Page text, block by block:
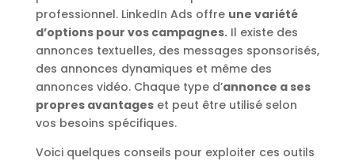
professionnel. LinkedIn Ads offre une variété
d’options pour vos campagnes.Il existe des
annonces textuelles, des messages sponsorisés,
des annonces dynamiques et même des
annonces vidéo. Chaque type d’annonce a ses
propres avantageset peut être utilisé selon
vos besoins spécifiques.
Voici quelques conseils pour exploiter ces outils